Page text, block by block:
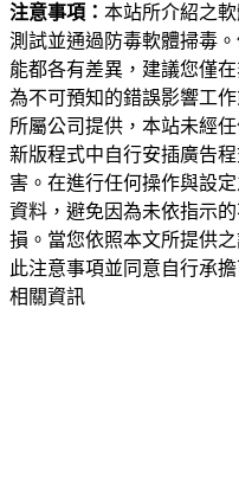
注意事項： 本站所介紹之
測試並通過防毒軟體掃毒
能都各有差異，建議您僅
為不可預知的錯誤影響工
所屬公司提供，本站未經
新版程式中自行安插廣告
害。在進行任何操作與設
資料，避免因為未依指示
損。當您依照本文所提供
此注意事項並同意自行承
相關資訊